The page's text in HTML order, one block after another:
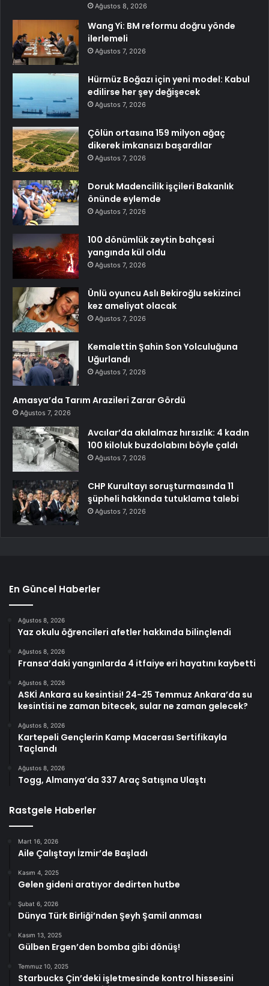
Ağustos 8, 2026
Wang Yi: BM reformu doğru yönde
ilerlemeli
Ağustos 7, 2026
Hürmüz Boğazı için yeni model: Kabul
edilirse her şey değişecek
Ağustos 7, 2026
Çölün ortasına 159 milyon ağaç
dikerek imkansızı başardılar
Ağustos 7, 2026
Doruk Madencilik işçileri Bakanlık
önünde eylemde
Ağustos 7, 2026
100 dönümlük zeytin bahçesi
yangında kül oldu
Ağustos 7, 2026
Ünlü oyuncu Aslı Bekiroğlu sekizinci
kez ameliyat olacak
Ağustos 7, 2026
Kemalettin Şahin Son Yolculuğuna
Uğurlandı
Ağustos 7, 2026
Amasya’da Tarım Arazileri Zarar Gördü
Ağustos 7, 2026
Avcılar’da akılalmaz hırsızlık: 4 kadın
100 kiloluk buzdolabını böyle çaldı
Ağustos 7, 2026
CHP Kurultayı soruşturmasında 11
şüpheli hakkında tutuklama talebi
Ağustos 7, 2026
En Güncel Haberler
Ağustos 8, 2026
Yaz okulu öğrencileri afetler hakkında bilinçlendi
Ağustos 8, 2026
Fransa’daki yangınlarda 4 itfaiye eri hayatını kaybetti
Ağustos 8, 2026
ASKİ Ankara su kesintisi! 24-25 Temmuz Ankara’da su
kesintisi ne zaman bitecek, sular ne zaman gelecek?
Ağustos 8, 2026
Kartepeli Gençlerin Kamp Macerası Sertifikayla
Taçlandı
Ağustos 8, 2026
Togg, Almanya’da 337 Araç Satışına Ulaştı
Rastgele Haberler
Mart 16, 2026
Aile Çalıştayı İzmir’de Başladı
Kasım 4, 2025
Gelen gideni aratıyor dedirten hutbe
Şubat 6, 2026
Dünya Türk Birliği’nden Şeyh Şamil anması
Kasım 13, 2025
Gülben Ergen’den bomba gibi dönüş!
Temmuz 10, 2025
Starbucks Çin’deki işletmesinde kontrol hissesini